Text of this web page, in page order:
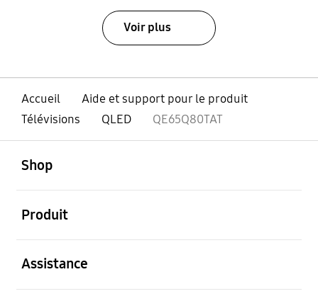
Voir plus
Accueil
Aide et support pour le produit
Télévisions
QLED QE65Q80TAT
Shop
Produit
Assistance